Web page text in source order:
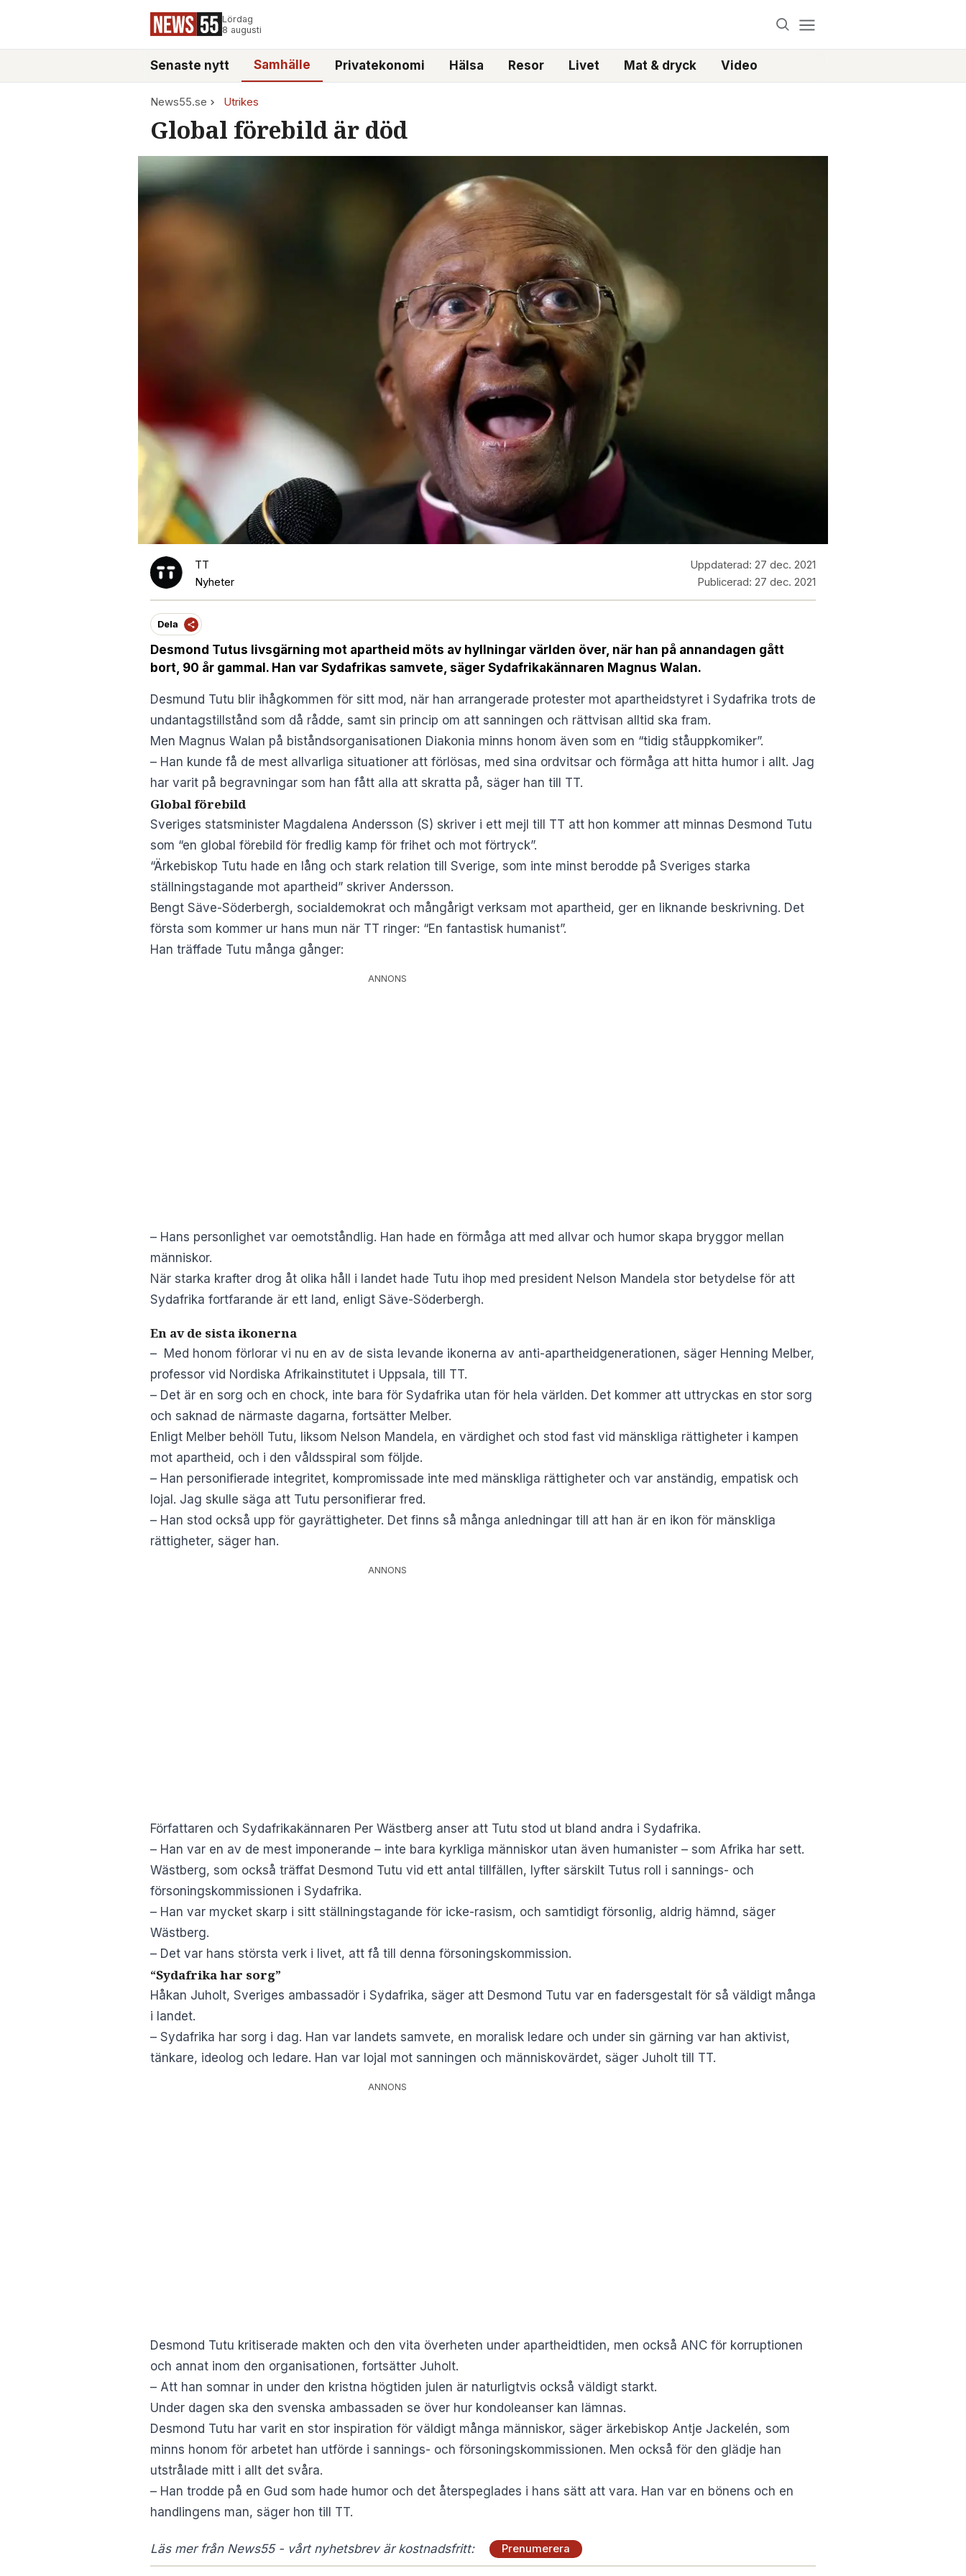
Lördag
8 augusti
Senaste nytt Samhälle Privatekonomi Hälsa Resor Livet Mat & dryck Video
News55.se Utrikes
Global förebild är död
TT
Nyheter
Uppdaterad: 27 dec. 2021
Publicerad: 27 dec. 2021
Dela
Desmond Tutus livsgärning mot apartheid möts av hyllningar världen över, när han på annandagen gått
bort, 90 år gammal. Han var Sydafrikas samvete, säger Sydafrikakännaren Magnus Walan.
Desmund Tutu blir ihågkommen för sitt mod, när han arrangerade protester mot apartheidstyret i Sydafrika trots de
undantagstillstånd som då rådde, samt sin princip om att sanningen och rättvisan alltid ska fram.
Men Magnus Walan på biståndsorganisationen Diakonia minns honom även som en “tidig ståuppkomiker”.
– Han kunde få de mest allvarliga situationer att förlösas, med sina ordvitsar och förmåga att hitta humor i allt. Jag
har varit på begravningar som han fått alla att skratta på, säger han till TT.
Global förebild
Sveriges statsminister Magdalena Andersson (S) skriver i ett mejl till TT att hon kommer att minnas Desmond Tutu
som “en global förebild för fredlig kamp för frihet och mot förtryck”.
“Ärkebiskop Tutu hade en lång och stark relation till Sverige, som inte minst berodde på Sveriges starka
ställningstagande mot apartheid” skriver Andersson.
Bengt Säve-Söderbergh, socialdemokrat och mångårigt verksam mot apartheid, ger en liknande beskrivning. Det
första som kommer ur hans mun när TT ringer: “En fantastisk humanist”.
Han träffade Tutu många gånger:
ANNONS
– Hans personlighet var oemotståndlig. Han hade en förmåga att med allvar och humor skapa bryggor mellan
människor.
När starka krafter drog åt olika håll i landet hade Tutu ihop med president Nelson Mandela stor betydelse för att
Sydafrika fortfarande är ett land, enligt Säve-Söderbergh.
En av de sista ikonerna
– Med honom förlorar vi nu en av de sista levande ikonerna av anti-apartheidgenerationen, säger Henning Melber,
professor vid Nordiska Afrikainstitutet i Uppsala, till TT.
– Det är en sorg och en chock, inte bara för Sydafrika utan för hela världen. Det kommer att uttryckas en stor sorg
och saknad de närmaste dagarna, fortsätter Melber.
Enligt Melber behöll Tutu, liksom Nelson Mandela, en värdighet och stod fast vid mänskliga rättigheter i kampen
mot apartheid, och i den våldsspiral som följde.
– Han personifierade integritet, kompromissade inte med mänskliga rättigheter och var anständig, empatisk och
lojal. Jag skulle säga att Tutu personifierar fred.
– Han stod också upp för gayrättigheter. Det finns så många anledningar till att han är en ikon för mänskliga
rättigheter, säger han.
ANNONS
Författaren och Sydafrikakännaren Per Wästberg anser att Tutu stod ut bland andra i Sydafrika.
– Han var en av de mest imponerande – inte bara kyrkliga människor utan även humanister – som Afrika har sett.
Wästberg, som också träffat Desmond Tutu vid ett antal tillfällen, lyfter särskilt Tutus roll i sannings- och
försoningskommissionen i Sydafrika.
– Han var mycket skarp i sitt ställningstagande för icke-rasism, och samtidigt försonlig, aldrig hämnd, säger
Wästberg.
– Det var hans största verk i livet, att få till denna försoningskommission.
“Sydafrika har sorg”
Håkan Juholt, Sveriges ambassadör i Sydafrika, säger att Desmond Tutu var en fadersgestalt för så väldigt många
i landet.
– Sydafrika har sorg i dag. Han var landets samvete, en moralisk ledare och under sin gärning var han aktivist,
tänkare, ideolog och ledare. Han var lojal mot sanningen och människovärdet, säger Juholt till TT.
ANNONS
Desmond Tutu kritiserade makten och den vita överheten under apartheidtiden, men också ANC för korruptionen
och annat inom den organisationen, fortsätter Juholt.
– Att han somnar in under den kristna högtiden julen är naturligtvis också väldigt starkt.
Under dagen ska den svenska ambassaden se över hur kondoleanser kan lämnas.
Desmond Tutu har varit en stor inspiration för väldigt många människor, säger ärkebiskop Antje Jackelén, som
minns honom för arbetet han utförde i sannings- och försoningskommissionen. Men också för den glädje han
utstrålade mitt i allt det svåra.
– Han trodde på en Gud som hade humor och det återspeglades i hans sätt att vara. Han var en bönens och en
handlingens man, säger hon till TT.
Läs mer från News55 - vårt nyhetsbrev är kostnadsfritt: Prenumerera